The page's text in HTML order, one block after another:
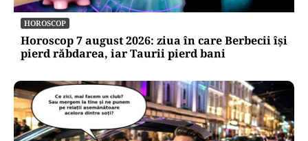
HOROSCOP
Horoscop 7 august 2026: ziua în care Berbecii își
pierd răbdarea, iar Taurii pierd bani